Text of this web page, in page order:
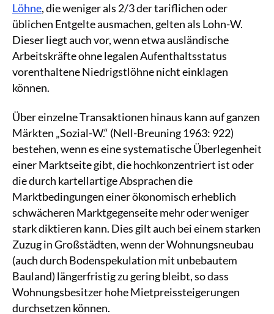
Löhne, die weniger als 2/3 der tariflichen oder
üblichen Entgelte ausmachen, gelten als Lohn-W.
Dieser liegt auch vor, wenn etwa ausländische
Arbeitskräfte ohne legalen Aufenthaltsstatus
vorenthaltene Niedrigstlöhne nicht einklagen
können.
Über einzelne Transaktionen hinaus kann auf ganzen
Märkten „Sozial-W.“ (Nell-Breuning 1963: 922)
bestehen, wenn es eine systematische Überlegenheit
einer Marktseite gibt, die hochkonzentriert ist oder
die durch kartellartige Absprachen die
Marktbedingungen einer ökonomisch erheblich
schwächeren Marktgegenseite mehr oder weniger
stark diktieren kann. Dies gilt auch bei einem starken
Zuzug in Großstädten, wenn der Wohnungsneubau
(auch durch Bodenspekulation mit unbebautem
Bauland) längerfristig zu gering bleibt, so dass
Wohnungsbesitzer hohe Mietpreissteigerungen
durchsetzen können.